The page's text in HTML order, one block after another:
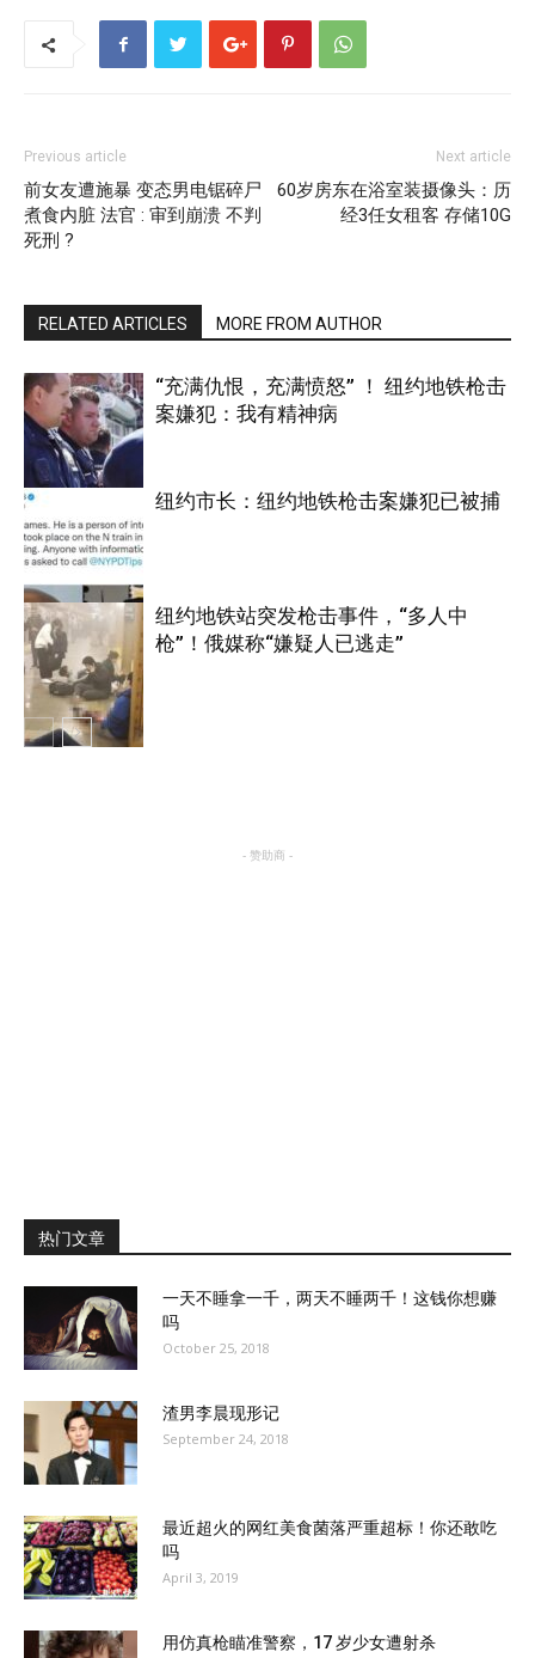
Previous article
前女友遭施暴 变态男电锯碎尸
煮食内脏 法官 : 审到崩溃 不判
死刑 ?
Next article
60岁房东在浴室装摄像头：历
经3任女租客 存储10G
RELATED ARTICLES MORE FROM AUTHOR
纽约
“充满仇恨，充满愤怒” ！ 纽约地铁枪击
案嫌犯：我有精神病
纽约
纽约市长：纽约地铁枪击案嫌犯已被捕
纽约地铁站突发枪击事件，“多人中
枪”！俄媒称“嫌疑人已逃走”
- 赞助商 -
热门文章
一天不睡拿一千，两天不睡两千！这钱你想赚
吗
October 25, 2018
渣男李晨现形记
September 24, 2018
最近超火的网红美食菌落严重超标！你还敢吃
吗
April 3, 2019
用仿真枪瞄准警察，17 岁少女遭射杀